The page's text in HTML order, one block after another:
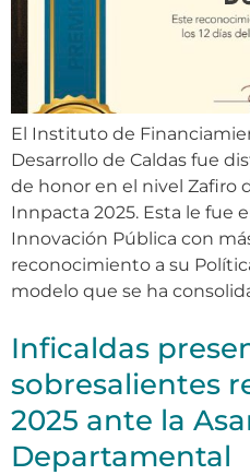
El Instituto de
Desarrollo de Caldas fue
de honor en el nivel Zafiro
Innpacta 2025. Esta le fue
Innovación Pública con
reconocimiento a su
modelo que se ha
Inficaldas
sobresalientes
2025 ante la
Departamental